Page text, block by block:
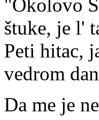
"Okolovo
štuke, je l'
Peti hitac,
vedrom
Da me je